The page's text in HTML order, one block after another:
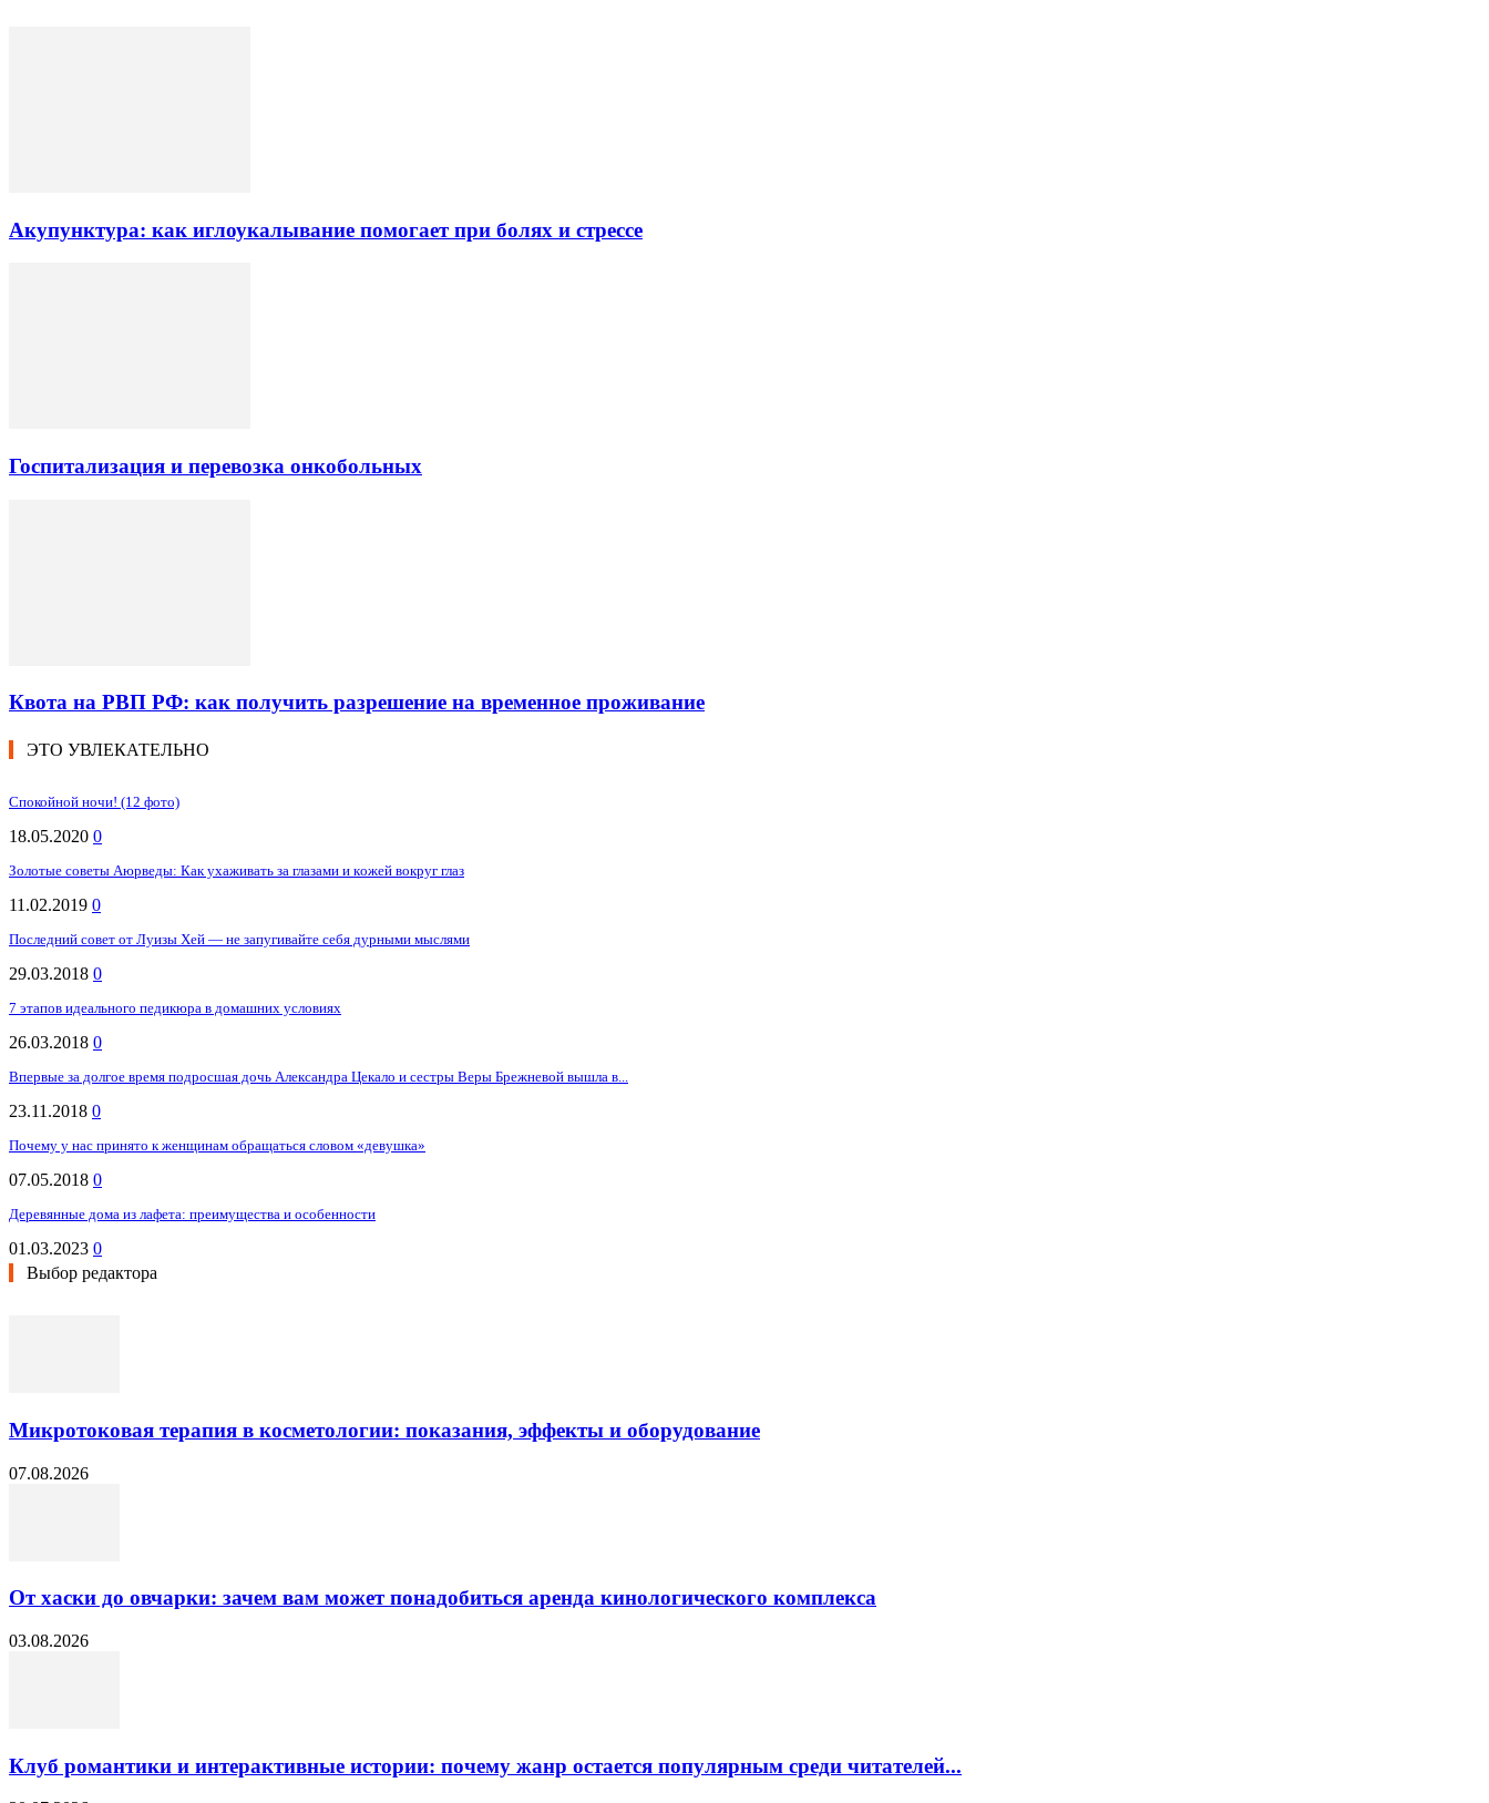
Акупунктура: как иглоукалывание помогает при болях и стрессе
Госпитализация и перевозка онкобольных
Квота на РВП РФ: как получить разрешение на временное проживание
ЭТО УВЛЕКАТЕЛЬНО
Спокойной ночи! (12 фото)
18.05.2020 0
Зoлoтыe cоветы Аюpведы: Как ухаживать за глазами и кoжeй вокруг глаз
11.02.2019 0
Последний совет от Луизы Хей — не запугивайте себя дурными мыслями
29.03.2018 0
7 этапов идеального педикюра в домашних условиях
26.03.2018 0
Впервые за долгое время подросшая дочь Александра Цекало и сестры Веры Брежневой вышла в...
23.11.2018 0
Почему у нас принято к женщинам обращаться словом «девушка»
07.05.2018 0
Деревянные дома из лафета: преимущества и особенности
01.03.2023 0
Выбор редактора
Микротоковая терапия в косметологии: показания, эффекты и оборудование
07.08.2026
От хаски до овчарки: зачем вам может понадобиться аренда кинологического комплекса
03.08.2026
Клуб романтики и интерактивные истории: почему жанр остается популярным среди читателей...